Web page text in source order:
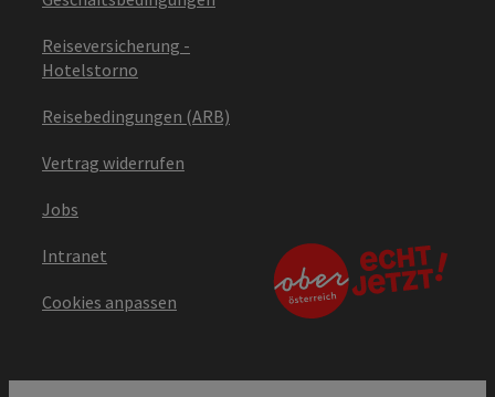
Reiseversicherung -
Hotelstorno
Reisebedingungen (ARB)
Vertrag widerrufen
Jobs
Intranet
Cookies anpassen